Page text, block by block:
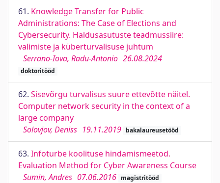
61. Knowledge Transfer for Public
Administrations: The Case of Elections and
Cybersecurity. Haldusasutuste teadmussiire:
valimiste ja küberturvalisuse juhtum
Serrano-Iova, Radu-Antonio 26.08.2024
doktoritööd
62. Sisevõrgu turvalisus suure ettevõtte näitel.
Computer network security in the context of a
large company
Solovjov, Deniss 19.11.2019 bakalaureusetööd
63. Infoturbe koolituse hindamismeetod.
Evaluation Method for Cyber Awareness Course
Sumin, Andres 07.06.2016 magistritööd